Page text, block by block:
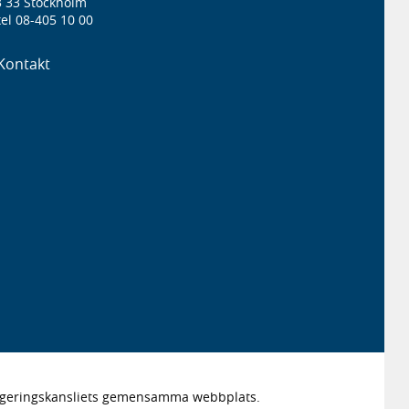
08-405 10 00
gemensamma webbplats.